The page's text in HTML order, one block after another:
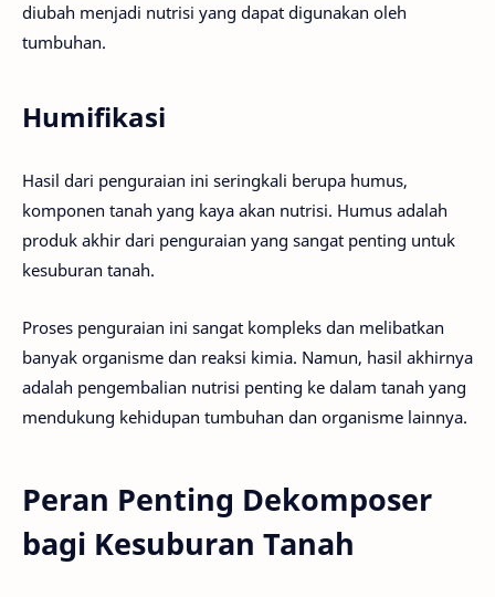
diubah menjadi nutrisi yang dapat digunakan oleh
tumbuhan.
Humifikasi
Hasil dari penguraian ini seringkali berupa humus,
komponen tanah yang kaya akan nutrisi. Humus adalah
produk akhir dari penguraian yang sangat penting untuk
kesuburan tanah.
Proses penguraian ini sangat kompleks dan melibatkan
banyak organisme dan reaksi kimia. Namun, hasil akhirnya
adalah pengembalian nutrisi penting ke dalam tanah yang
mendukung kehidupan tumbuhan dan organisme lainnya.
Peran Penting Dekomposer
bagi Kesuburan Tanah